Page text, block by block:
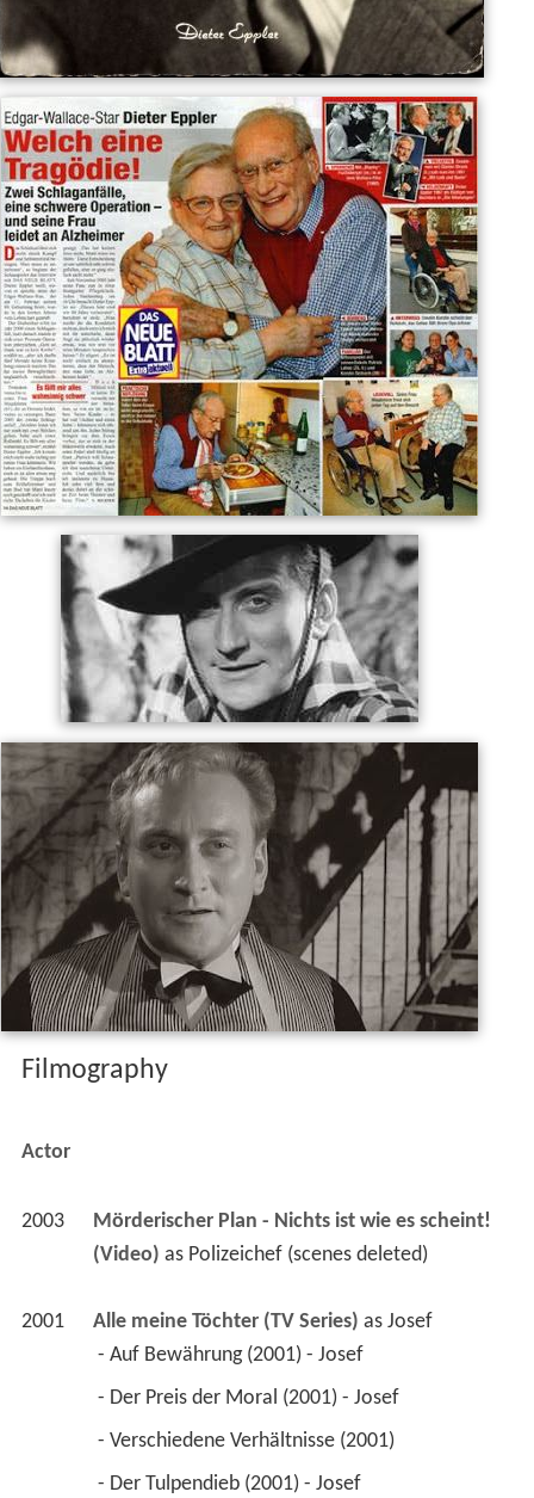
Filmography
Actor
2003
Mörderischer Plan - Nichts ist wie es scheint!
(Video) as Polizeichef (scenes deleted)
2001 Alle meine Töchter (TV Series) as Josef
- Auf Bewährung (2001) - Josef
- Der Preis der Moral (2001) - Josef
- Verschiedene Verhältnisse (2001)
- Der Tulpendieb (2001) - Josef